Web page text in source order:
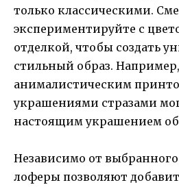
только классическими.
экспериментируйте с
отделкой, чтобы создать
стильный образ.
анималистическим
украшениями стразами
настоящим украшением
Независимо от
лоферы позволяют